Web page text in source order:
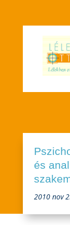
és
2010 nov